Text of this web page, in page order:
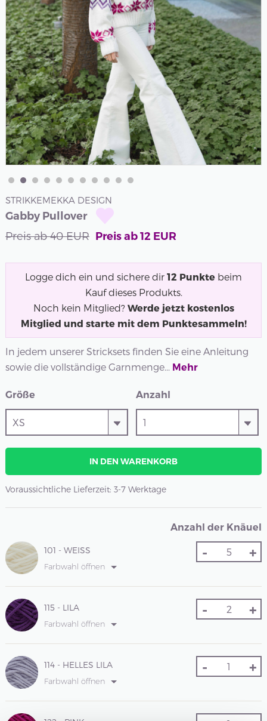
STRIKKEMEKKA DESIGN
Gabby Pullover
Preis ab 40EUR Preis ab12 EUR
Logge dich ein und sichere dir 12 Punkte beim
Kauf dieses Produkts.
Noch kein Mitglied? Werde jetzt kostenlos
Mitglied und starte mit dem Punktesammeln!
In jedem unserer Stricksets finden Sie eine Anleitung
sowie die vollständige Garnmenge... Mehr
Größe Anzahl
IN DEN WARENKORB
Voraussichtliche Lieferzeit: 3-7 Werktage
Anzahl der Knäuel
101 - WEISS
Farbwahl öffnen
- +
115 - LILA
Farbwahl öffnen
- +
114 - HELLES LILA
Farbwahl öffnen
- +